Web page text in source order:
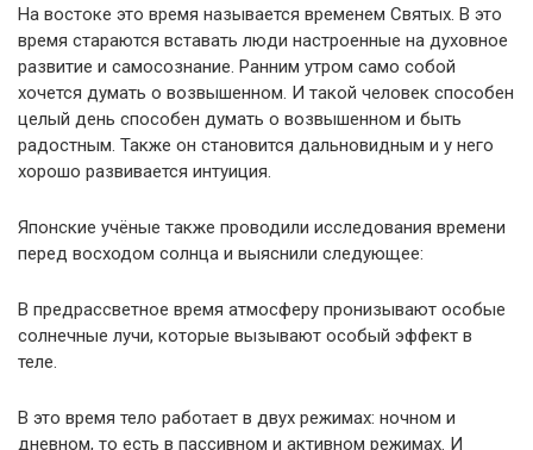
На востоке это время называется временем Святых. В это
время стараются вставать люди настроенные на духовное
развитие и самосознание. Ранним утром само собой
хочется думать о возвышенном. И такой человек способен
целый день способен думать о возвышенном и быть
радостным. Также он становится дальновидным и у него
хорошо развивается интуиция.
Японские учёные также проводили исследования времени
перед восходом солнца и выяснили следующее:
В предрассветное время атмосферу пронизывают особые
солнечные лучи, которые вызывают особый эффект в
теле.
В это время тело работает в двух режимах: ночном и
дневном, то есть в пассивном и активном режимах. И